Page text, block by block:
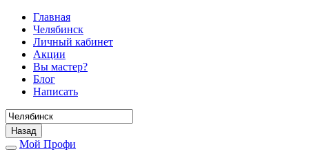
Главная
Челябинск
Личный кабинет
Акции
Вы мастер?
Блог
Написать
Назад
Мой Профи